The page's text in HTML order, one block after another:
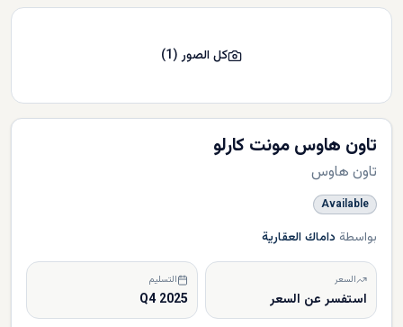
تاون هاوس مونت كارلو
تاون هاوس
Available
بواسطة داماك العقارية
السعر
استفسر عن السعر
التسليم
Q4 2025
كل الصور(
1
)